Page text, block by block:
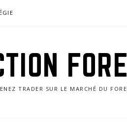
TRADER SUR LE MARCHÉ DU